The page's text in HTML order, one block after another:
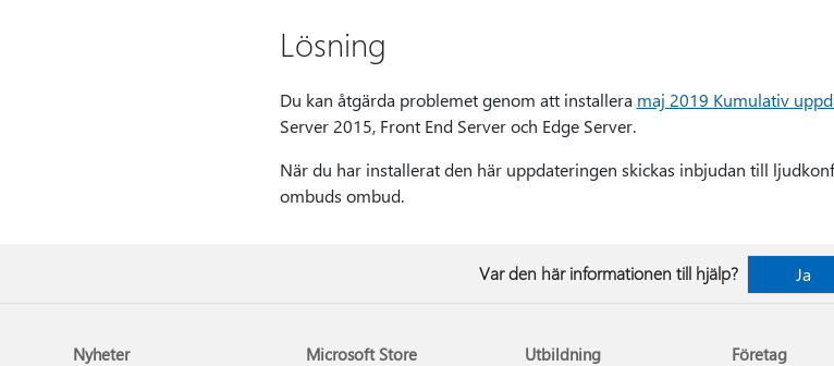
Lösning
Du kan åtgärda problemet genom att installera maj 2019 Kumulativ
Server 2015, Front End Server och Edge Server.
När du har installerat den här uppdateringen skickas inbjudan till
ombuds ombud.
Var den här informationen till hjälp? Ja
Nyheter Microsoft Store Utbildning Företag